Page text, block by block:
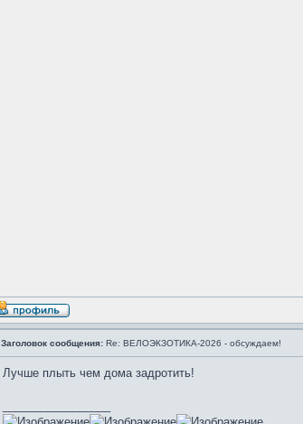
Заголовок сообщения: Re: ВЕЛОЭКЗОТИКА-2026 - обсуждаем!
Лучше плыть чем дома задротить!